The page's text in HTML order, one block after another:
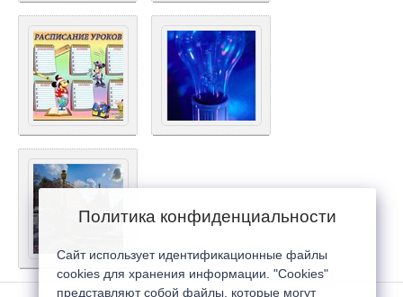
Политика конфиденциальности
Сайт использует идентификационные файлы
cookies для хранения информации. "Cookies"
представляют собой файлы, которые могут